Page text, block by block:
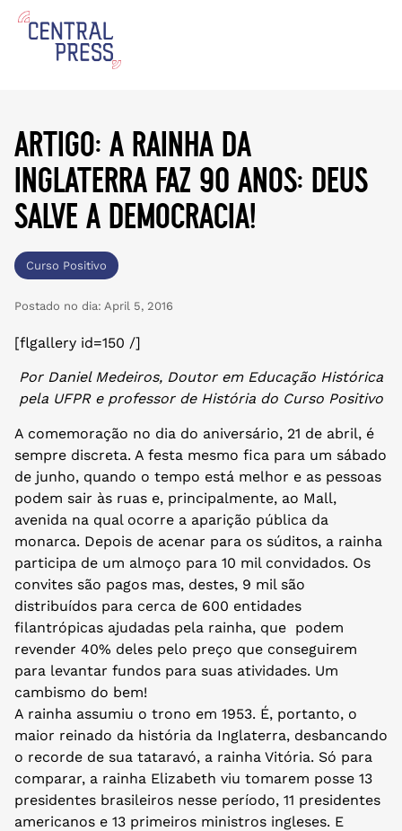
artigo: a rainha da
inglaterra faz 90 anos: deus
salve a democracia!
Curso Positivo
Postado no dia: April 5, 2016
[flgallery id=150 /]
Por Daniel Medeiros, Doutor em Educação Histórica
pela UFPR e professor de História do Curso Positivo
A comemoração no dia do aniversário, 21 de abril, é
sempre discreta. A festa mesmo fica para um sábado
de junho, quando o tempo está melhor e as pessoas
podem sair às ruas e, principalmente, ao Mall,
avenida na qual ocorre a aparição pública da
monarca. Depois de acenar para os súditos, a rainha
participa de um almoço para 10 mil convidados. Os
convites são pagos mas, destes, 9 mil são
distribuídos para cerca de 600 entidades
filantrópicas ajudadas pela rainha, que podem
revender 40% deles pelo preço que conseguirem
para levantar fundos para suas atividades. Um
cambismo do bem!
A rainha assumiu o trono em 1953. É, portanto, o
maior reinado da história da Inglaterra, desbancando
o recorde de sua tataravó, a rainha Vitória. Só para
comparar, a rainha Elizabeth viu tomarem posse 13
presidentes brasileiros nesse período, 11 presidentes
americanos e 13 primeiros ministros ingleses. E